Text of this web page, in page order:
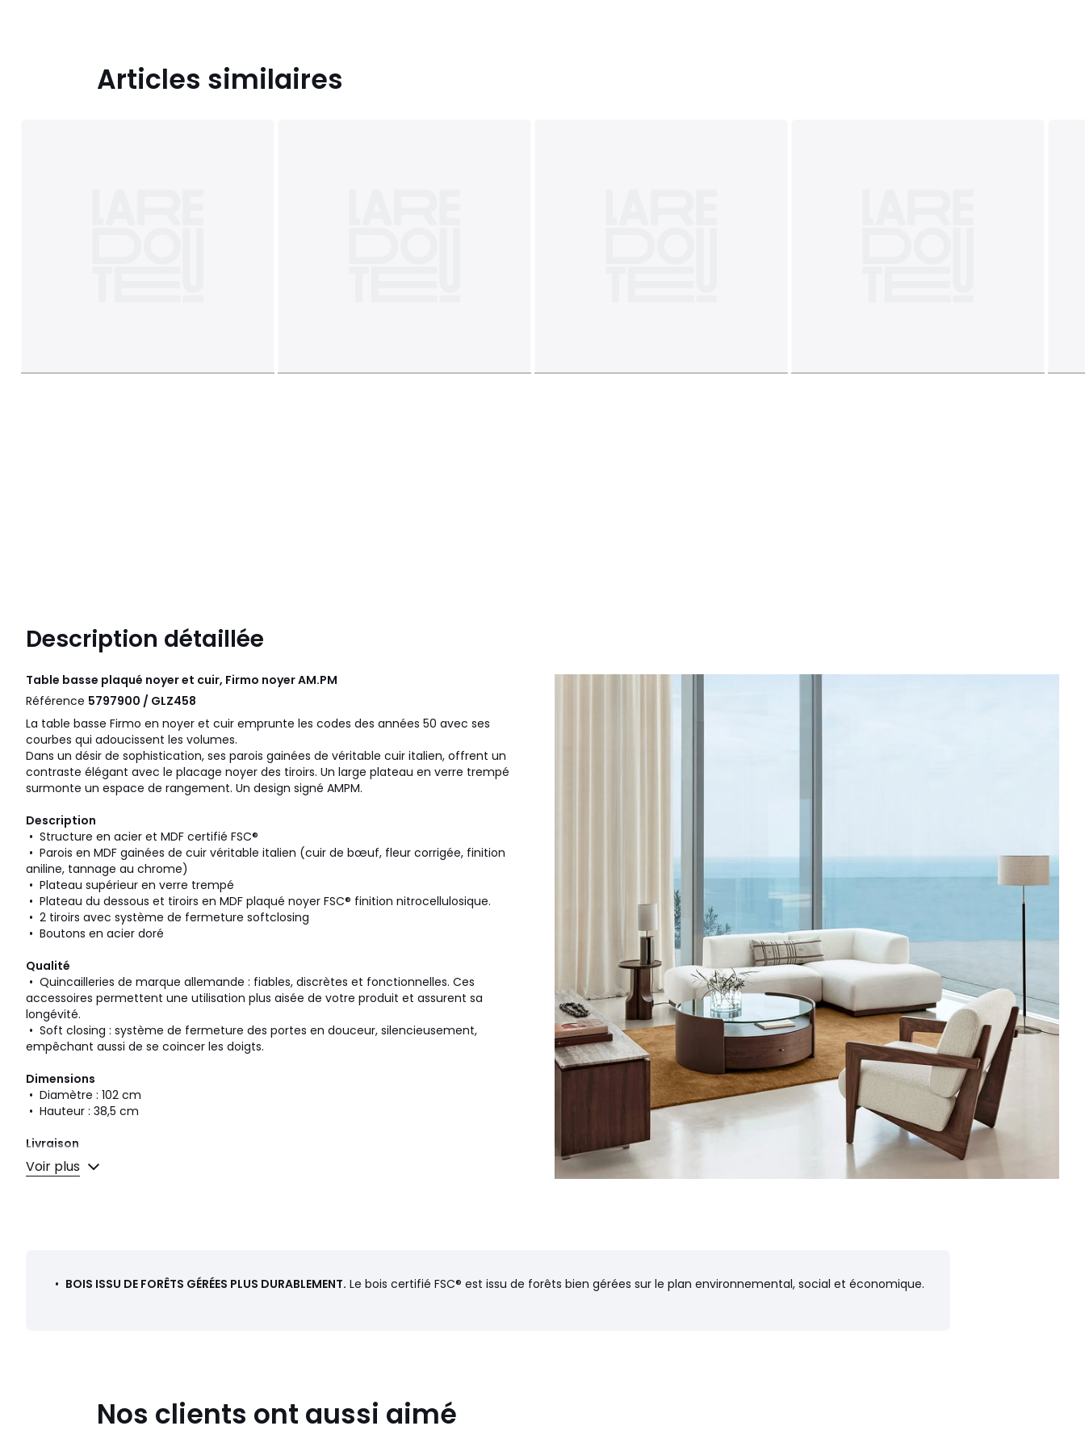
Articles similaires
Description détaillée
Table basse plaqué noyer et cuir, Firmo noyerAM.PM
Référence 5797900 / GLZ458
La table basse Firmo en noyer et cuir emprunte les codes des années 50 avec ses
courbes qui adoucissent les volumes.
Dans un désir de sophistication, ses parois gainées de véritable cuir italien, offrent un
contraste élégant avec le placage noyer des tiroirs. Un large plateau en verre trempé
surmonte un espace de rangement. Un design signé AMPM.
Description
• Structure en acier et MDF certifié FSC®
• Parois en MDF gainées de cuir véritable italien (cuir de bœuf, fleur corrigée, finition
aniline, tannage au chrome)
• Plateau supérieur en verre trempé
• Plateau du dessous et tiroirs en MDF plaqué noyer FSC® finition nitrocellulosique.
• 2 tiroirs avec système de fermeture softclosing
• Boutons en acier doré
Qualité
• Quincailleries de marque allemande : fiables, discrètes et fonctionnelles. Ces
accessoires permettent une utilisation plus aisée de votre produit et assurent sa
longévité.
• Soft closing : système de fermeture des portes en douceur, silencieusement,
empêchant aussi de se coincer les doigts.
Dimensions
• Diamètre : 102 cm
• Hauteur : 38,5 cm
Livraison
Ce produit est vendu monté. Il sera livré chez vous, sur rendez-vous.
vérifier que les ouvertures (portes, escaliers, ascenseurs) permettront le passage du
• L111 x H45 x P111 cm, 48,5 kg • L110 x H7 x P110 cm, 22 kg
Voir plus
• BOIS ISSU DE FORÊTS GÉRÉES PLUS DURABLEMENT. Le bois certifié FSC® est issu de forêts bien gérées sur le plan environnemental, social et économique.
Nos clients ont aussi aimé